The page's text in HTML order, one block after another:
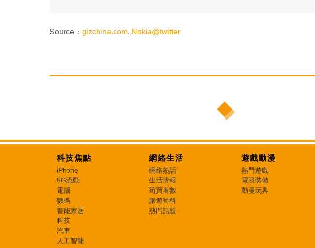
Source： gizchina.com, Nokia@twitter
科技焦點
iPhone
5G流動
電腦
數碼
智能家居
科技
汽車
人工智能
網絡生活
網絡熱話
生活情報
筍買着數
旅遊筍料
熱門話題
遊戲動漫
熱門遊戲
電競裝備
動漫玩具